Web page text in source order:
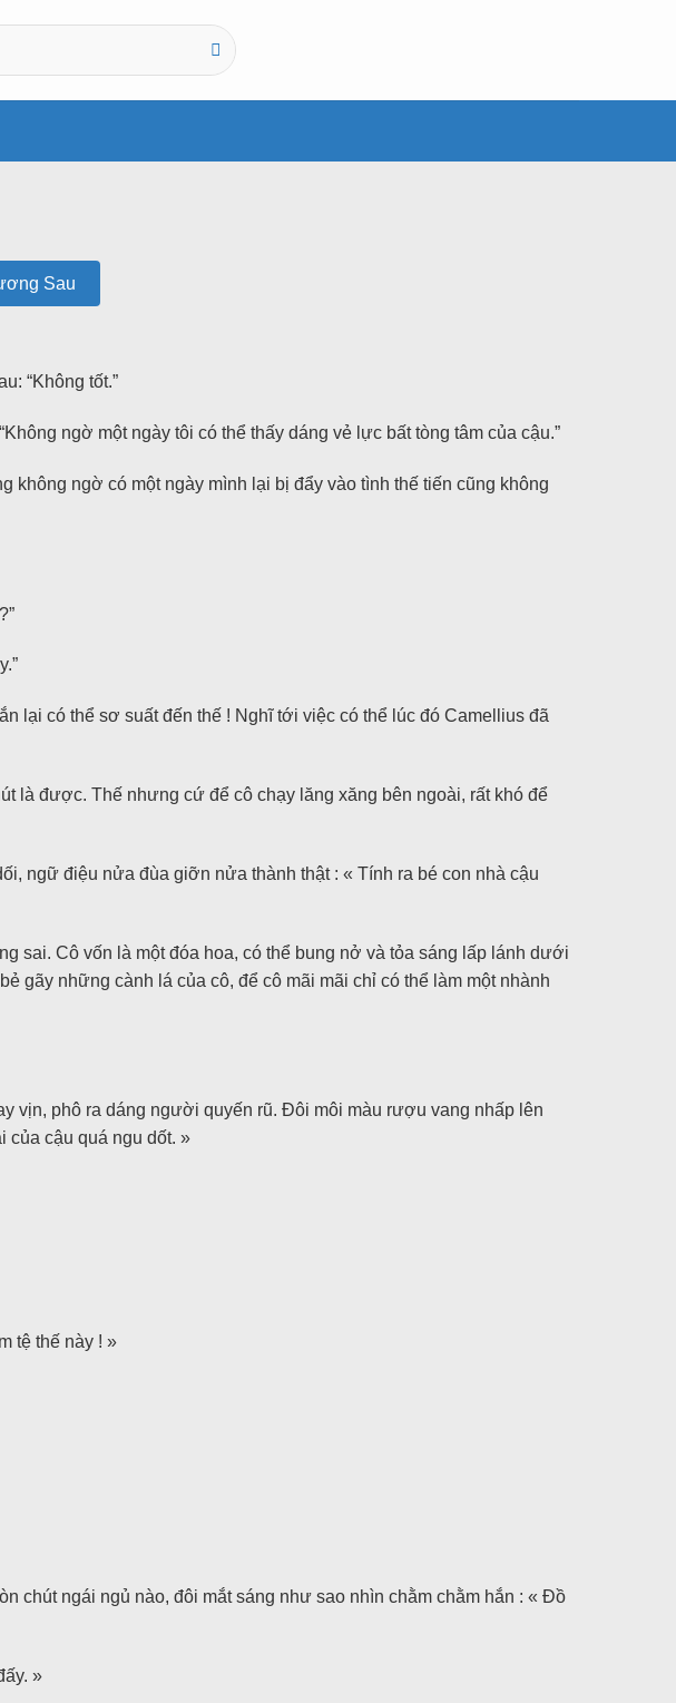
Sau
“Không tốt.”
ngờ một ngày tôi có thể thấy dáng vẻ lực bất tòng tâm của cậu.”
không ngờ có một ngày mình lại bị đẩy vào tình thế tiến cũng không
lại có thể sơ suất đến thế ! Nghĩ tới việc có thể lúc đó Camellius đã
là được. Thế nhưng cứ để cô chạy lăng xăng bên ngoài, rất khó để
ngữ điệu nửa đùa giỡn nửa thành thật : « Tính ra bé con nhà cậu
sai. Cô vốn là một đóa hoa, có thể bung nở và tỏa sáng lấp lánh dưới
gãy những cành lá của cô, để cô mãi mãi chỉ có thể làm một nhành
vịn, phô ra dáng người quyến rũ. Đôi môi màu rượu vang nhấp lên
của cậu quá ngu dốt. »
tệ thế này ! »
chút ngái ngủ nào, đôi mắt sáng như sao nhìn chằm chằm hắn : « Đồ
»